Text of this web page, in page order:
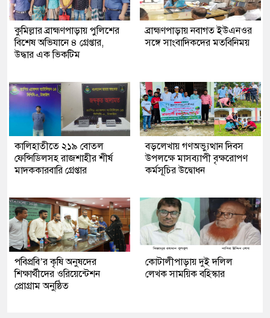
কুমিল্লার ব্রাহ্মণপাড়ায় পুলিশের
বিশেষ অভিযানে ৪ গ্রেপ্তার,
উদ্ধার এক ভিকটিম
ব্রাহ্মণপাড়ায় নবাগত ইউএনওর
সঙ্গে সাংবাদিকদের মতবিনিময়
কালিহাতীতে ২১৯ বোতল
ফেন্সিডিলসহ রাজশাহীর শীর্ষ
মাদককারবারি গ্রেপ্তার
বড়লেখায় গণঅভ্যুত্থান দিবস
উপলক্ষে মাসব্যাপী বৃক্ষরোপণ
কর্মসূচির উদ্বোধন
পবিপ্রবি’র কৃষি অনুষদের
শিক্ষার্থীদের ওরিয়েন্টেশন
প্রোগ্রাম অনুষ্ঠিত
কোটালীপাড়ায় দুই দলিল
লেখক সাময়িক বহিস্কার